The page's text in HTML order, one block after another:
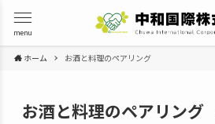
menu
ホーム お酒と料理のペアリング
お酒と料理のペアリング